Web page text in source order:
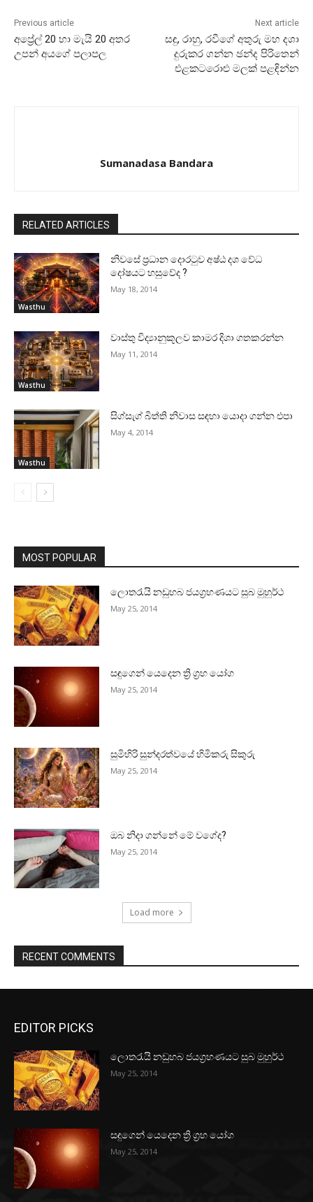
Previous article
අප්‍රේල් 20 හා මැයි 20 අතර
උපන් අයගේ පලාපල
Next article
සඳු, රාහු, රවීගේ අතුරු මහ දශා
දුරුකර ගන්න ඡන්ද පිරිතෙන්
එළකටරොළු මලක්‌ පළඳින්න
Sumanadasa Bandara
RELATED ARTICLES
Wasthu
නිවසේ ප්‍රධාන දොරටුව අෂ්ඨ දශ වේධ
දෝෂයට හසුවේද ?
May 18, 2014
Wasthu
වාස්‌තු විද්‍යානුකූලව කාමර දිශා ගතකරන්න
May 11, 2014
Wasthu
සිග්සැග් බිත්ති නිවාස සඳහා යොදා ගන්න එපා
May 4, 2014
MOST POPULAR
ලොතරැයි නඩුහබ ජයග්‍රහණයට සුබ මුහුර්ථ
May 25, 2014
සඳුගෙන් යෙදෙන ත්‍රි ග්‍රහ යෝග
May 25, 2014
සුමිහිරි සුන්දරත්වයේ හිමිකරු සිකුරු
May 25, 2014
ඔබ නිදා ගන්නේ මේ වගේද?
May 25, 2014
Load more
RECENT COMMENTS
EDITOR PICKS
ලොතරැයි නඩුහබ ජයග්‍රහණයට සුබ මුහුර්ථ
May 25, 2014
සඳුගෙන් යෙදෙන ත්‍රි ග්‍රහ යෝග
May 25, 2014